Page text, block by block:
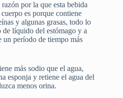
por la que esta bebida
es porque contiene
y algunas grasas, todo lo
de líquido del estómago y a
un período de tiempo más
más sodio que el agua,
esponja y retiene el agua del
menos orina.